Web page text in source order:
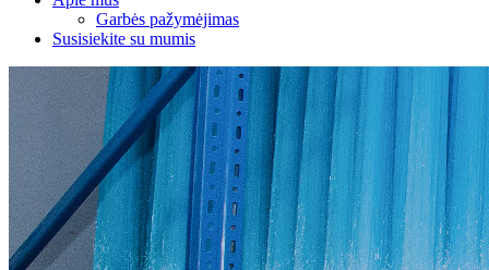
Garbės pažymėjimas
Susisiekite su mumis